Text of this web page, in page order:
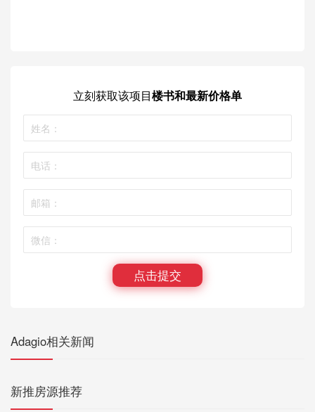
立刻获取该项目楼书和最新价格单
点击提交
Adagio相关新闻
新推房源推荐